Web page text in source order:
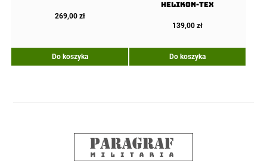
269,00 zł
Do koszyka
Helikon-Tex
139,00 zł
Do koszyka